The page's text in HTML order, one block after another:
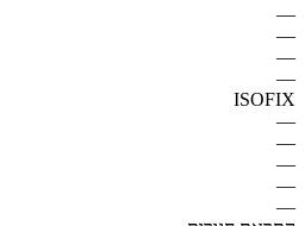
—
—
—
—
ISOFIX
—
—
—
—
—